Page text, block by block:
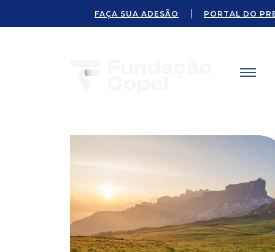
FAÇA SUA ADESÃO PORTAL DO